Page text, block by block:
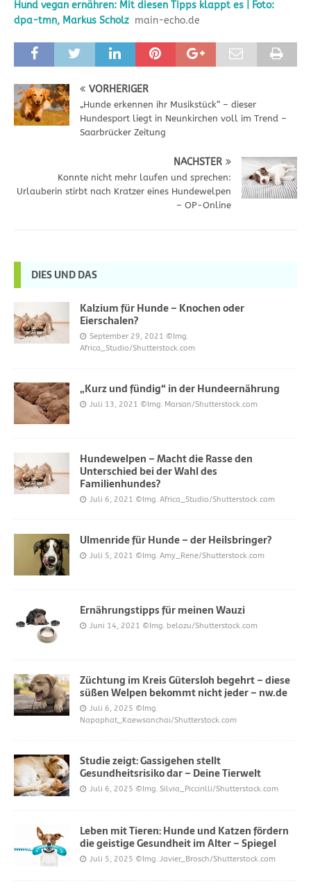
Hund vegan ernähren: Mit diesen Tipps klappt es | Foto:
dpa-tmn, Markus Scholz main-echo.de
VORHERIGER
„Hunde erkennen ihr Musikstück“ – dieser
Hundesport liegt in Neunkirchen voll im Trend –
Saarbrücker Zeitung
NÄCHSTER
Konnte nicht mehr laufen und sprechen:
Urlauberin stirbt nach Kratzer eines Hundewelpen
– OP-Online
DIES UND DAS
Kalzium für Hunde – Knochen oder
Eierschalen?
September 29, 2021 ©Img.
Africa_Studio/Shutterstock.com
„Kurz und fündig“ in der Hundeernährung
Juli 13, 2021 ©Img. Marsan/Shutterstock.com
Hundewelpen – Macht die Rasse den
Unterschied bei der Wahl des
Familienhundes?
Juli 6, 2021 ©Img. Africa_Studio/Shutterstock.com
Ulmenride für Hunde – der Heilsbringer?
Juli 5, 2021 ©Img. Amy_Rene/Shutterstock.com
Ernährungstipps für meinen Wauzi
Juni 14, 2021 ©Img. belozu/Shutterstock.com
Züchtung im Kreis Gütersloh begehrt – diese
süßen Welpen bekommt nicht jeder – nw.de
Juli 6, 2025 ©Img.
Napaphat_Kaewsanchai/Shutterstock.com
Studie zeigt: Gassigehen stellt
Gesundheitsrisiko dar – Deine Tierwelt
Juli 6, 2025 ©Img. Silvia_Piccirilli/Shutterstock.com
Leben mit Tieren: Hunde und Katzen fördern
die geistige Gesundheit im Alter – Spiegel
Juli 5, 2025 ©Img. Javier_Brosch/Shutterstock.com